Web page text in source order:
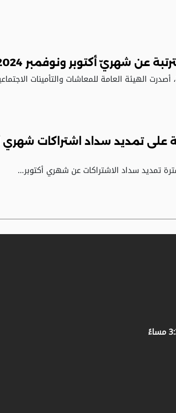
عن شهريّ أكتوبر ونوفمبر 2024
على تمديد سداد اشتراكات شهري
فترة تمديد سداد الاشتراكات عن شهري أكتوبر…